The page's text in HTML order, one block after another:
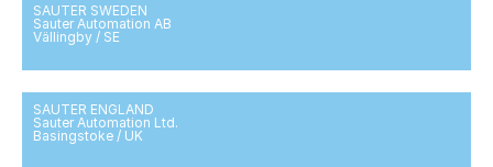
SAUTER SWEDEN
Sauter Automation AB
Vällingby / SE
SAUTER ENGLAND
Sauter Automation Ltd.
Basingstoke / UK